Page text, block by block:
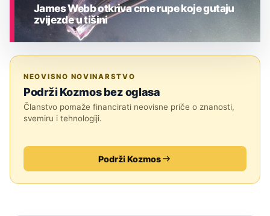
James Webb otkriva crne rupe koje gutaju
zvijezde u tišini
NEOVISNO NOVINARSTVO
Podrži Kozmos bez oglasa
Članstvo pomaže financirati neovisne priče o znanosti,
svemiru i tehnologiji.
Podrži Kozmos